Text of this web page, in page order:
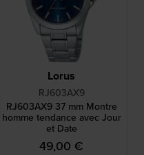
Lorus
RJ603AX9
RJ603AX9 37 mm Montre
homme tendance avec Jour
et Date
49,00 €